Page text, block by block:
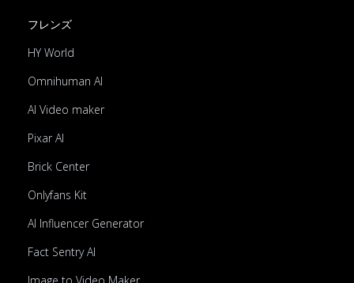
フレンズ
HY World
Omnihuman AI
AI Video maker
Pixar AI
Brick Center
Onlyfans Kit
AI Influencer Generator
Fact Sentry AI